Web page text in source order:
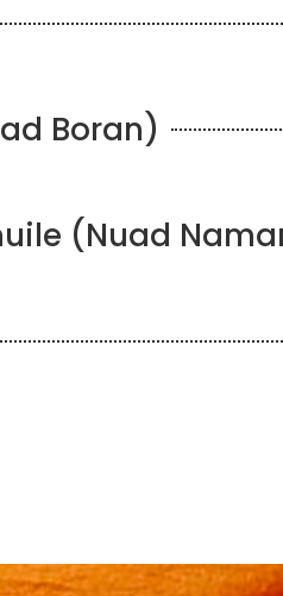
Boran)
(Nuad